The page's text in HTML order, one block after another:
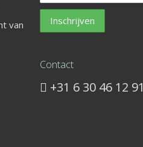
van
Contact
+31 6 30 46 12 91